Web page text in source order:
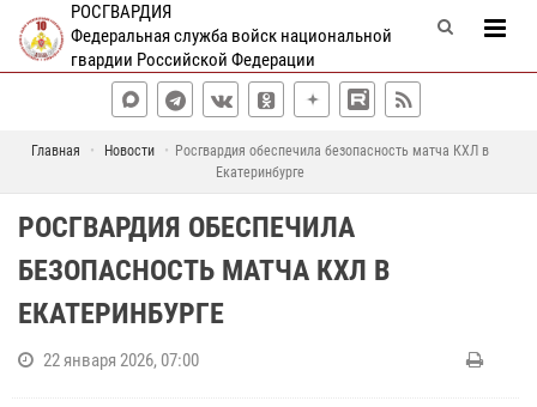
РОСГВАРДИЯ
Федеральная служба войск национальной
гвардии Российской Федерации
Главная Новости
Росгвардия обеспечила безопасность матча КХЛ в
Екатеринбурге
РОСГВАРДИЯ ОБЕСПЕЧИЛА
БЕЗОПАСНОСТЬ МАТЧА КХЛ В
ЕКАТЕРИНБУРГЕ
22 января 2026, 07:00